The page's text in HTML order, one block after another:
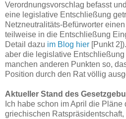
Verordnungsvorschlag befasst
eine legislative Entschließung
Netzneutralitäts-Befürworter
teilweise in die Entschließung
Detail dazu im Blog hier [Punkt
aber die legislative
manchen anderen Punkten so,
Position durch den Rat völlig
Aktueller Stand des
Ich habe schon im April die Pläne
griechischen